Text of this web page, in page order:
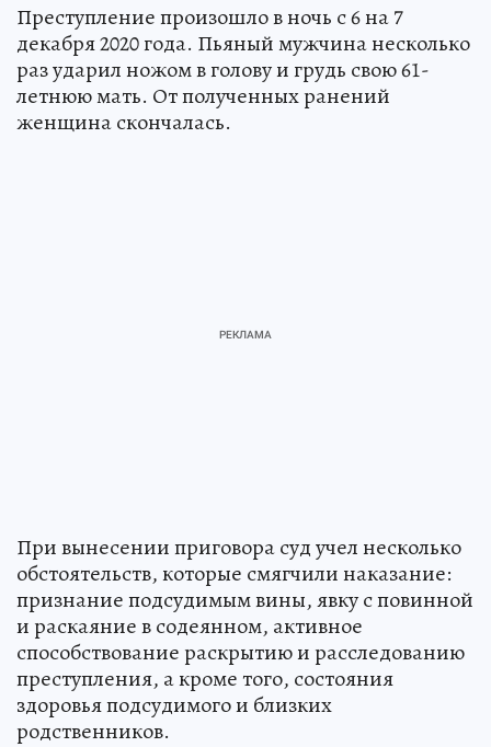
Преступление произошло в ночь с 6 на 7
декабря 2020 года. Пьяный мужчина несколько
раз ударил ножом в голову и грудь свою 61-
летнюю мать. От полученных ранений
женщина скончалась.
При вынесении приговора суд учел несколько
обстоятельств, которые смягчили наказание:
признание подсудимым вины, явку с повинной
и раскаяние в содеянном, активное
способствование раскрытию и расследованию
преступления, а кроме того, состояния
здоровья подсудимого и близких
родственников.